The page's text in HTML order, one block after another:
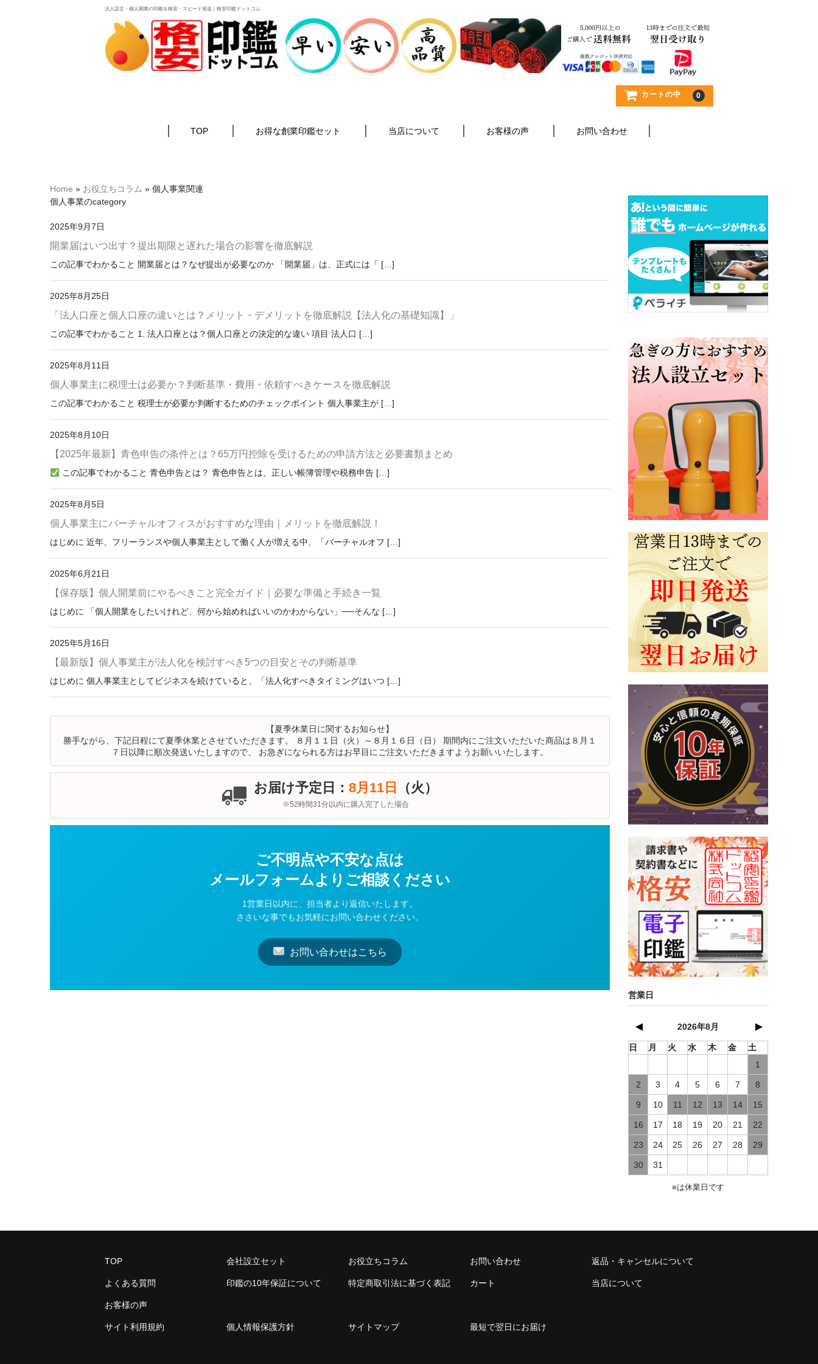
法人設立・個人開業の印鑑を格安・スピード発送｜格安印鑑ドットコム
カートの中 0
TOP お得な創業印鑑セット 当店について お客様の声 お問い合わせ
Home » お役立ちコラム » 個人事業関連
個人事業のcategory
2025年9月7日
開業届はいつ出す？提出期限と遅れた場合の影響を徹底解説
この記事でわかること 開業届とは？なぜ提出が必要なのか 「開業届」は、正式には「 […]
2025年8月25日
「法人口座と個人口座の違いとは？メリット・デメリットを徹底解説【法人化の基礎知識】」
この記事でわかること 1. 法人口座とは？個人口座との決定的な違い 項目 法人口 […]
2025年8月11日
個人事業主に税理士は必要か？判断基準・費用・依頼すべきケースを徹底解説
この記事でわかること 税理士が必要か判断するためのチェックポイント 個人事業主が […]
2025年8月10日
【2025年最新】青色申告の条件とは？65万円控除を受けるための申請方法と必要書類まとめ
この記事でわかること 青色申告とは？ 青色申告とは、正しい帳簿管理や税務申告 […]
2025年8月5日
個人事業主にバーチャルオフィスがおすすめな理由｜メリットを徹底解説！
はじめに 近年、フリーランスや個人事業主として働く人が増える中、「バーチャルオフ […]
2025年6月21日
【保存版】個人開業前にやるべきこと完全ガイド｜必要な準備と手続き一覧
はじめに 「個人開業をしたいけれど、何から始めればいいのかわからない」──そんな […]
2025年5月16日
【最新版】個人事業主が法人化を検討すべき5つの目安とその判断基準
はじめに 個人事業主としてビジネスを続けていると、「法人化すべきタイミングはいつ […]
【夏季休業日に関するお知らせ】
勝手ながら、下記日程にて夏季休業とさせていただきます。 ８月１１日（火）～８月１６日（日） 期間内にご注文いただいた商品は８月１
７日以降に順次発送いたしますので、 お急ぎになられる方はお早目にご注文いただきますようお願いいたします。
お届け予定日： 8月11日 （火）
※52時間31分以内に購入完了した場合
ご不明点や不安な点は
メールフォームよりご相談ください
1営業日以内に、担当者より返信いたします。
ささいな事でもお気軽にお問い合わせください。
お問い合わせはこちら
営業日
▲ 2026年8月 ▼
日 月 火 水 木 金
土
1
2 3 4 5 6 7 8
9 10 11 12 13 14 15
16 17 18 19 20 21 22
23 24 25 26 27 28 29
30 31
■は休業日です
TOP 会社設立セット お役立ちコラム お問い合わせ 返品・キャンセルについて
よくある質問 印鑑の10年保証について 特定商取引法に基づく表記 カート 当店について
お客様の声
サイト利用規約 個人情報保護方針 サイトマップ 最短で翌日にお届け